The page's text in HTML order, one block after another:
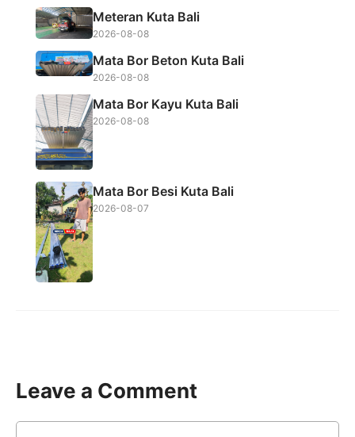
Meteran Kuta Bali
2026-08-08
Mata Bor Beton Kuta Bali
2026-08-08
Mata Bor Kayu Kuta Bali
2026-08-08
Mata Bor Besi Kuta Bali
2026-08-07
Leave a Comment
Comment